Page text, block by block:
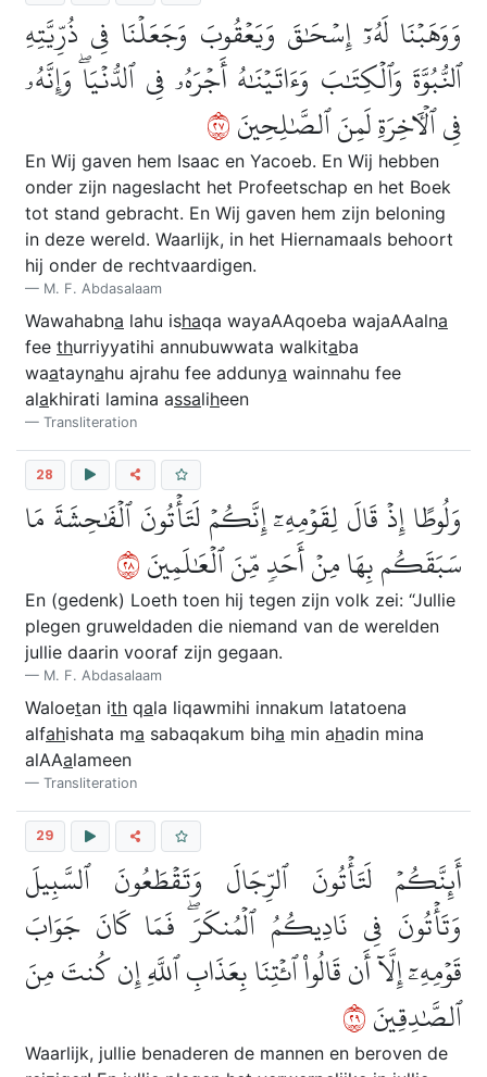
وَوَهَبۡنَا لَهُۥٓ إِسۡحَٰقَ وَيَعۡقُوبَ وَجَعَلۡنَا فِي ذُرِّيَّتِهِ
ٱلنُّبُوَّةَ وَٱلۡكِتَٰبَ وَءَاتَيۡنَٰهُ أَجۡرَهُۥ فِي ٱلدُّنۡيَاۖ وَإِنَّهُۥ
فِي ٱلۡأٓخِرَةِ لَمِنَ ٱلصَّٰلِحِينَ٧٢
En Wij gaven hem Isaac en Yacoeb. En Wij hebben
onder zijn nageslacht het Profeetschap en het Boek
tot stand gebracht. En Wij gaven hem zijn beloning
in deze wereld. Waarlijk, in het Hiernamaals behoort
hij onder de rechtvaardigen.
M. F. Abdasalaam
Wawahabna lahu ishaqa wayaAAqoeba wajaAAalna
fee thurriyyatihi annubuwwata walkitaba
waataynahu ajrahu fee addunya wainnahu fee
alakhirati lamina assaliheen
Transliteration
28
وَلُوطًا إِذۡ قَالَ لِقَوۡمِهِۦٓ إِنَّكُمۡ لَتَأۡتُونَ ٱلۡفَٰحِشَةَ مَا
سَبَقَكُم بِهَا مِنۡ أَحَدٖ مِّنَ ٱلۡعَٰلَمِينَ٨٢
En (gedenk) Loeth toen hij tegen zijn volk zei: “Jullie
plegen gruweldaden die niemand van de werelden
jullie daarin vooraf zijn gegaan.
M. F. Abdasalaam
Waloetan ith qala liqawmihi innakum latatoena
alfahishata ma sabaqakum biha min ahadin mina
alAAalameen
Transliteration
29
أَئِنَّكُمۡ لَتَأۡتُونَ ٱلرِّجَالَ وَتَقۡطَعُونَ ٱلسَّبِيلَ
وَتَأۡتُونَ فِي نَادِيكُمُ ٱلۡمُنكَرَۖ فَمَا كَانَ جَوَابَ
قَوۡمِهِۦٓ إِلَّآ أَن قَالُواْ ٱئۡتِنَا بِعَذَابِ ٱللَّهِ إِن كُنتَ مِنَ
ٱلصَّٰدِقِينَ٩٢
Waarlijk, jullie benaderen de mannen en beroven de